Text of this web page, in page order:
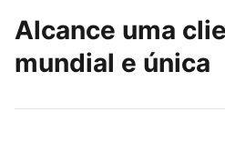
Alcance uma
mundial e única